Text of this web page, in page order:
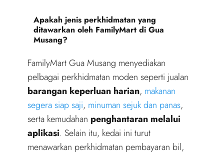
Apakah jenis perkhidmatan yang
ditawarkan oleh FamilyMart di Gua
Musang?
FamilyMart Gua Musang menyediakan
pelbagai perkhidmatan moden seperti jualan
barangan keperluan harian, makanan
segera siap saji, minuman sejuk dan panas,
serta kemudahan penghantaran melalui
aplikasi. Selain itu, kedai ini turut
menawarkan perkhidmatan pembayaran bil,